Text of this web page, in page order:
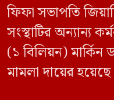
ফিফা সভাপতি
সংস্থাটির অন্যান্য
(১ বিলিয়ন) মার্কিন
মামলা দায়ের